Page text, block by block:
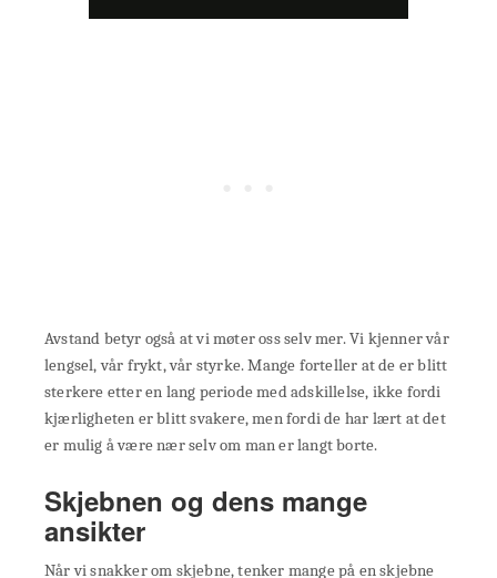
Avstand betyr også at vi møter oss selv mer. Vi kjenner vår
lengsel, vår frykt, vår styrke. Mange forteller at de er blitt
sterkere etter en lang periode med adskillelse, ikke fordi
kjærligheten er blitt svakere, men fordi de har lært at det
er mulig å være nær selv om man er langt borte.
Skjebnen og dens mange
ansikter
Når vi snakker om skjebne, tenker mange på en skjebne